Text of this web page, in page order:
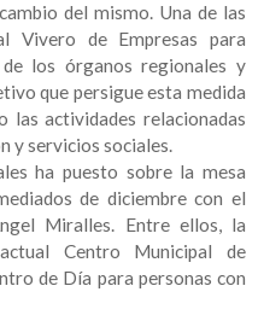
del mismo. Una de las
Vivero de Empresas para
los órganos regionales y
que persigue esta medida
las actividades relacionadas
y servicios sociales.
ha puesto sobre la mesa
de diciembre con el
Miralles. Entre ellos, la
Centro Municipal de
de Día para personas con